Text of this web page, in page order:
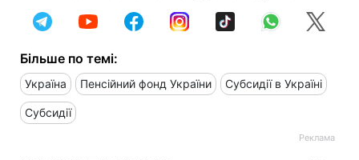
Більше по темі:
Україна Пенсійний фонд України Субсидії в Україні
Субсидії